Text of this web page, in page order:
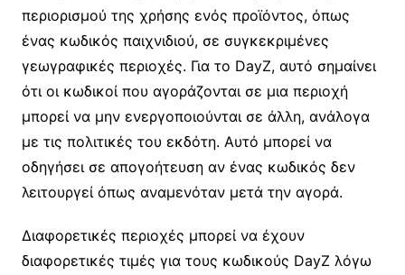
περιορισμού της χρήσης ενός προϊόντος, όπως
ένας κωδικός παιχνιδιού, σε συγκεκριμένες
γεωγραφικές περιοχές. Για το DayZ, αυτό σημαίνει
ότι οι κωδικοί που αγοράζονται σε μια περιοχή
μπορεί να μην ενεργοποιούνται σε άλλη, ανάλογα
με τις πολιτικές του εκδότη. Αυτό μπορεί να
οδηγήσει σε απογοήτευση αν ένας κωδικός δεν
λειτουργεί όπως αναμενόταν μετά την αγορά.
Διαφορετικές περιοχές μπορεί να έχουν
διαφορετικές τιμές για τους κωδικούς DayZ λόγω